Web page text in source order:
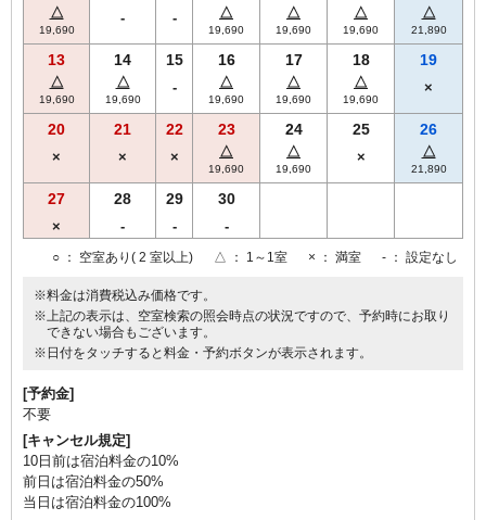
△
19,690
- - △
19,690
△
19,690
△
19,690
△
21,890
13
△
19,690
14
△
19,690
15
-
16
△
19,690
17
△
19,690
18
△
19,690
19
×
20
×
21
×
22
×
23
△
19,690
24
△
19,690
25
×
26
△
21,890
27
×
28
-
29
-
30
-
○ ： 空室あり( 2 室以上) △ ： 1～1室 × ： 満室 - ： 設定なし
※料金は消費税込み価格です。
※上記の表示は、空室検索の照会時点の状況ですので、予約時にお取り
できない場合もございます。
※日付をタッチすると料金・予約ボタンが表示されます。
[予約金]
不要
[キャンセル規定]
10日前は宿泊料金の10%
前日は宿泊料金の50%
当日は宿泊料金の100%